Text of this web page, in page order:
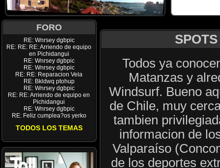
FORO
RE: Wnrsey dgbpic
RE: RE: RE: Arriendo de equipo
en Pichidangui
RE: Wnrsey dgbpic
RE: Wnrsey dgbpic
RE: RE: Reparacion Vela
RE: Bkldwq ptohup
RE: Wnrsey dgbpic
RE: RE: Arriendo de equipo en
Pichidangui
RE: Wnrsey dgbpic
RE: Feliz cumplea?os yerko
TODOS LOS TEMAS
Todos ya
Matanzas y
Windsurf. Bueno
de Chile, muy
tambien
informacion de
Valparaíso
de los deportes